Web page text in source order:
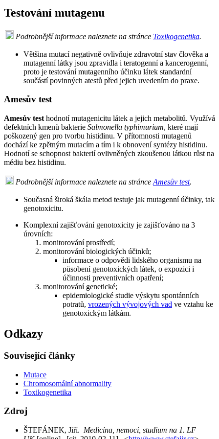
Testování mutagenu
Podrobnější informace naleznete na stránce Toxikogenetika.
Většina mutací negativně ovlivňuje zdravotní stav člověka a
mutagenní látky jsou zpravidla i teratogenní a kancerogenní,
proto je testování mutagenního účinku látek standardní
součástí povinných atestů před jejich uvedením do praxe.
Amesův test
Amesův test hodnotí mutagenicitu látek a jejich metabolitů. Využívá
defektních kmenů bakterie Salmonella typhimurium, které mají
poškozený gen pro tvorbu histidinu. V přítomnosti mutagenů
dochází ke zpětným mutacím a tím i k obnovení syntézy histidinu.
Hodnotí se schopnost bakterií ovlivněných zkoušenou látkou růst na
médiu bez histidinu.
Podrobnější informace naleznete na stránce Amesův test.
Současná široká škála metod testuje jak mutagenní účinky, tak
genotoxicitu.
Komplexní zajišťování genotoxicity je zajišťováno na 3
úrovních:
monitorování prostředí;
monitorování biologických účinků;
informace o odpovědi lidského organismu na
působení genotoxických látek, o expozici i
účinnosti preventivních opatření;
monitorování genetické;
epidemiologické studie výskytu spontánních
potratů, vrozených vývojových vad ve vztahu ke
genotoxickým látkám.
Odkazy
Související články
Mutace
Chromosomální abnormality
Toxikogenetika
Zdroj
ŠTEFÁNEK, Jiří. Medicína, nemoci, studium na 1. LF